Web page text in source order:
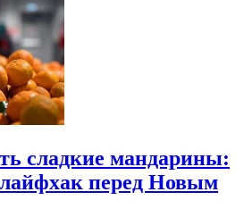
сладкие мандарины:
перед Новым